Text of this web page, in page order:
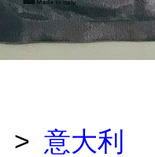
> 意大利